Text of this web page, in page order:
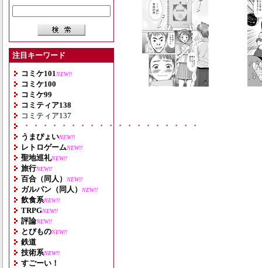
注目キーワード
コミケ101 NEW!!
コミケ100
コミケ99
コミティア138
コミティア137
・・・・・・・・・・・・・・・・・・・
うまぴょいNEW!!
レトロゲームNEW!!
聖地巡礼NEW!!
旅行NEW!!
百合（同人） NEW!!
ガルパン（同人） NEW!!
飲食系NEW!!
TRPGNEW!!
評論NEW!!
とびものNEW!!
鉄道
技術系NEW!!
すごーい！